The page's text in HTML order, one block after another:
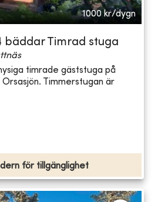
1000 kr/dygn
bäddar Timrad stuga
timrade gäststuga på
Timmerstugan är
för tillgänglighet